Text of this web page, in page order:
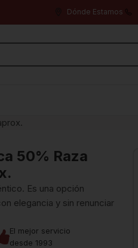
Dónde Estamos
50% Raza
Es una opción
elegancia y sin renunciar
El mejor servicio
desde 1993